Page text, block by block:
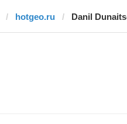
hotgeo.ru Danil